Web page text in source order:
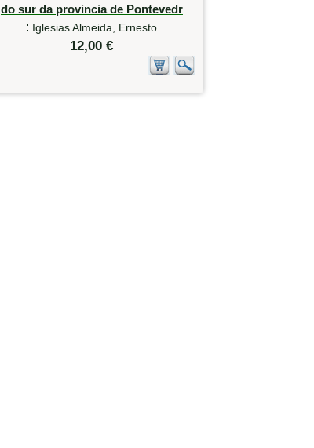
do sur da provincia de Pontevedr
: Iglesias Almeida, Ernesto
12,00 €